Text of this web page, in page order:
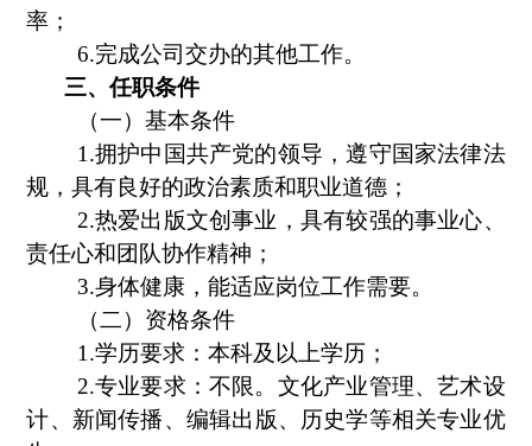
率；
6.完成公司交办的其他工作。
三、任职条件
（一）基本条件
1.拥护中国共产党的领导，遵守国家法律法
规，具有良好的政治素质和职业道德；
2.热爱出版文创事业，具有较强的事业心、
责任心和团队协作精神；
3.身体健康，能适应岗位工作需要。
（二）资格条件
1.学历要求：本科及以上学历；
2.专业要求：不限。文化产业管理、艺术设
计、新闻传播、编辑出版、历史学等相关专业优